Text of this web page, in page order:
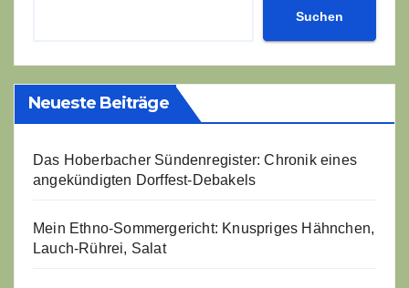
Suchen
Neueste Beiträge
Das Hoberbacher Sündenregister: Chronik eines
angekündigten Dorffest-Debakels
Mein Ethno-Sommergericht: Knuspriges Hähnchen,
Lauch-Rührei, Salat